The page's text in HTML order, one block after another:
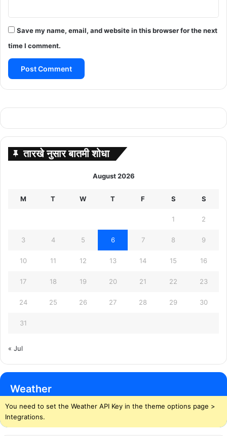
Save my name, email, and website in this browser for the next
time I comment.
तारखे नुसार बातमी शोधा
August 2026
M T W T F S S
1 2
3 4 5 6 7 8 9
10 11 12 13 14 15 16
17 18 19 20 21 22 23
24 25 26 27 28 29 30
31
« Jul
Weather
You need to set the Weather API Key in the theme options page >
Integrations.